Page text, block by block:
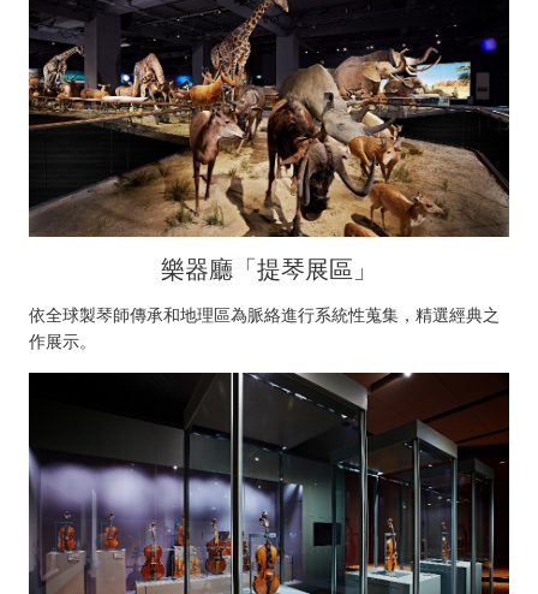
樂器廳「提琴展區」
依全球製琴師傳承和地理區為脈絡進行系統性蒐集，精選經典之
作展示。